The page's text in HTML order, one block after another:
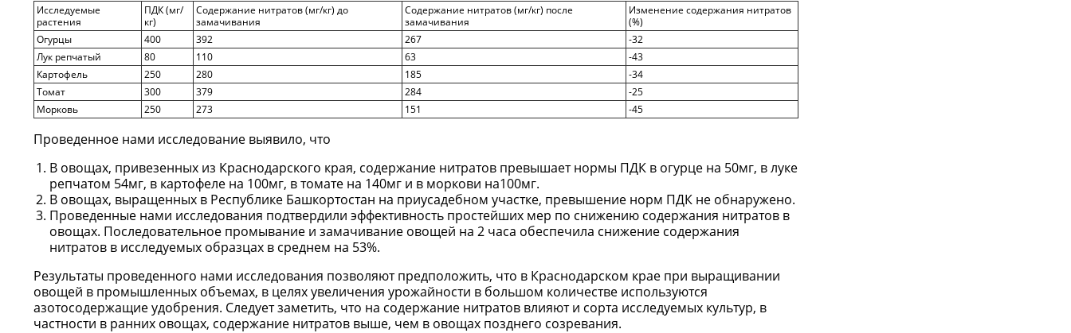
Исследуемые
растения
ПДК (мг/
кг)
Содержание нитратов (мг/кг) до
замачивания
Содержание нитратов (мг/кг) после
замачивания
Изменение содержания нитратов
(%)
Огурцы
400 392 267
-32
Лук репчатый
80 110 63
-43
Картофель
250 280 185
-34
Томат
300 379 284
-25
Морковь
250 273 151 -45
Проведенное нами исследование выявило, что
В овощах, привезенных из Краснодарского края, содержание нитратов превышает нормы ПДК в огурце на 50мг, в луке
репчатом 54мг, в картофеле на 100мг, в томате на 140мг и в моркови на100мг.
В овощах, выращенных в Республике Башкортостан на приусадебном участке, превышение норм ПДК не обнаружено.
Проведенные нами исследования подтвердили эффективность простейших мер по снижению содержания нитратов в
овощах. Последовательное промывание и замачивание овощей на 2 часа обеспечила снижение содержания
нитратов в исследуемых образцах в среднем на 53%.
Результаты проведенного нами исследования позволяют предположить, что в Краснодарском крае при выращивании
овощей в промышленных объемах, в целях увеличения урожайности в большом количестве используются
азотосодержащие удобрения. Следует заметить, что на содержание нитратов влияют и сорта исследуемых культур, в
частности в ранних овощах, содержание нитратов выше, чем в овощах позднего созревания.